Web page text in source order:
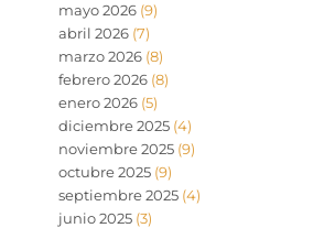
mayo 2026(9)
abril 2026(7)
marzo 2026(8)
febrero 2026(8)
enero 2026(5)
diciembre 2025(4)
noviembre 2025(9)
octubre 2025(9)
septiembre 2025(4)
junio 2025(3)